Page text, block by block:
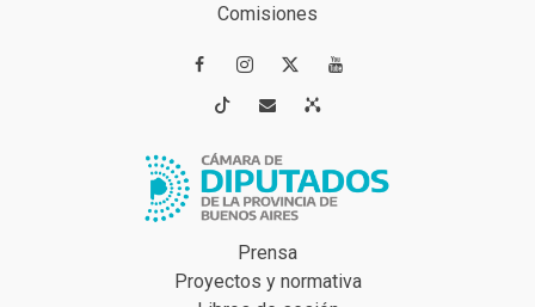
Comisiones
 
 
Prensa
Proyectos y normativa